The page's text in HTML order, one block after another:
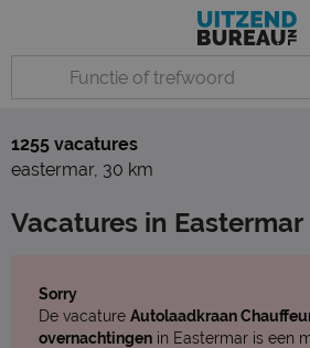
1255 vacatures
eastermar, 30 km
Vacatures in Eastermar
Sorry
De vacature Autolaadkraan
overnachtingen in Eastermar is een